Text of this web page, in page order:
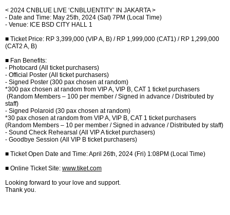
< 2024 CNBLUE LIVE ‘CNBLUENTITY’ IN JAKARTA >
- Date and Time: May 25th, 2024 (Sat) 7PM (Local Time)
- Venue: ICE BSD CITY HALL 1
■ Ticket Price: RP 3,399,000 (VIP A, B) / RP 1,999,000 (CAT1) / RP 1,299,000
(CAT2 A, B)
■ Fan Benefits:
- Photocard (All ticket purchasers)
- Official Poster (All ticket purchasers)
- Signed Poster (300 pax chosen at random)
*300 pax chosen at random from VIP A, VIP B, CAT 1 ticket purchasers
(Random Members – 100 per member / Signed in advance / Distributed by
staff)
- Signed Polaroid (30 pax chosen at random)
*30 pax chosen at random from VIP A, VIP B, CAT 1 ticket purchasers
(Random Members – 10 per member / Signed in advance / Distributed by staff)
- Sound Check Rehearsal (All VIP A ticket purchasers)
- Goodbye Session (All VIP B ticket purchasers)
■ Ticket Open Date and Time: April 26th, 2024 (Fri) 1:08PM (Local Time)
■ Online Ticket Site: www.tiket.com
Looking forward to your love and support.
Thank you.